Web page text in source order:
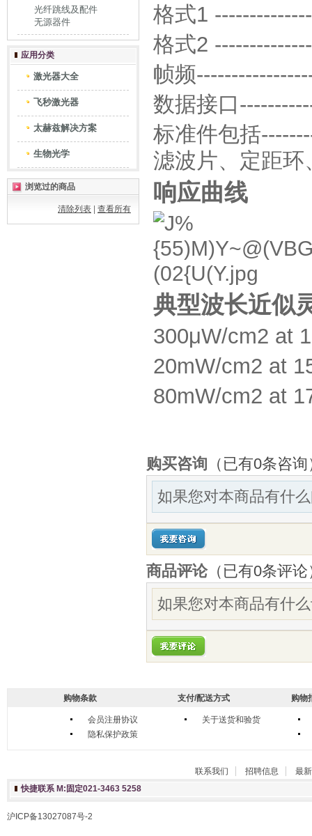
光纤跳线及配件
无源器件
应用分类
激光器大全
飞秒激光器
太赫兹解决方案
生物光学
浏览过的商品
清除列表 查看所有
格式1
格式2
帧频
数据接口
标准件包括
滤波片、定距环
响应曲线
典型波长近似
300μW/cm2 at
20mW/cm2 at
80mW/cm2 at
购买咨询 （已有0条咨
如果您对本商品有什
商品评论（已有0条评论
如果您对本商品有什
购物条款
会员注册协议
隐私保护政策
支付/配送方式
关于送货和验货
购物
联系我们 招聘信息
最
快捷联系 M:固定021-3463 5258
沪ICP备13027087号-2